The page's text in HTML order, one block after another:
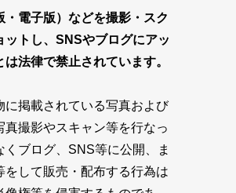
・電子版）などを撮影・スク
ットし、SNSやブログにアッ
は法律で禁止されています。
に掲載されている写真および
真撮影やスキャン等を行なっ
くブログ、SNS等に公開、ま
をして販売・配布する行為は